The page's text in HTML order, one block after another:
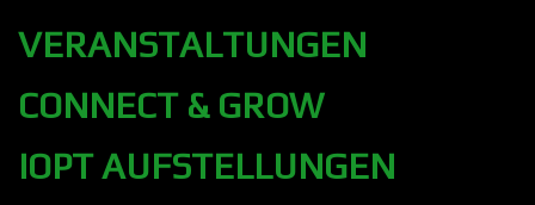
VERANSTALTUNGEN
CONNECT & GROW
IOPT AUFSTELLUNGEN